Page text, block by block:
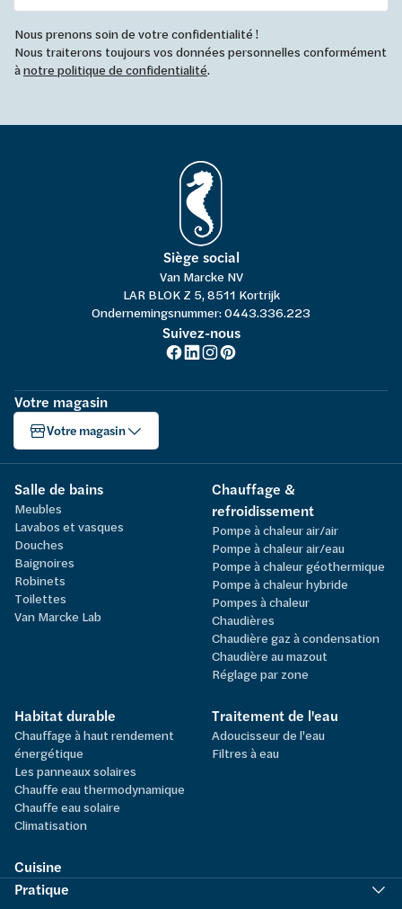
Nous prenons soin de votre confidentialité !
Nous traiterons toujours vos données personnelles conformément
ànotre politique de confidentialité.
Siège social
Van Marcke NV
LAR BLOK Z 5, 8511 Kortrijk
Ondernemingsnummer: 0443.336.223
Suivez-nous
Votre magasin
Votre magasin
Salle de bains
Meubles
Lavabos et vasques
Douches
Baignoires
Robinets
Toilettes
Van Marcke Lab
Chauffage &
refroidissement
Pompe à chaleur air/air
Pompe à chaleur air/eau
Pompe à chaleur géothermique
Pompe à chaleur hybride
Pompes à chaleur
Chaudières
Chaudière gaz à condensation
Chaudière au mazout
Réglage par zone
Habitat durable
Chauffage à haut rendement
énergétique
Les panneaux solaires
Chauffe eau thermodynamique
Chauffe eau solaire
Climatisation
Traitement de l'eau
Adoucisseur de l'eau
Filtres à eau
Cuisine
Pratique